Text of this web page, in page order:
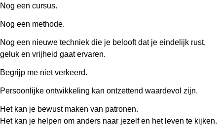
Nog een cursus.
Nog een methode.
Nog een nieuwe techniek die je belooft dat je eindelijk rust,
geluk en vrijheid gaat ervaren.
Begrijp me niet verkeerd.
Persoonlijke ontwikkeling kan ontzettend waardevol zijn.
Het kan je bewust maken van patronen.
Het kan je helpen om anders naar jezelf en het leven te kijken.